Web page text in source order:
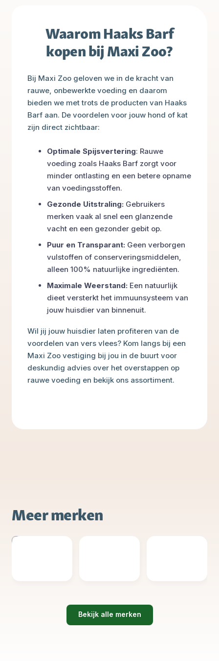
Waarom Haaks Barf
kopen bij Maxi Zoo?
Bij Maxi Zoo geloven we in de kracht van
rauwe, onbewerkte voeding en daarom
bieden we met trots de producten van Haaks
Barf aan. De voordelen voor jouw hond of kat
zijn direct zichtbaar:
Optimale Spijsvertering: Rauwe
voeding zoals Haaks Barf zorgt voor
minder ontlasting en een betere opname
van voedingsstoffen.
Gezonde Uitstraling: Gebruikers
merken vaak al snel een glanzende
vacht en een gezonder gebit op.
Puur en Transparant: Geen verborgen
vulstoffen of conserveringsmiddelen,
alleen 100% natuurlijke ingrediënten.
Maximale Weerstand: Een natuurlijk
dieet versterkt het immuunsysteem van
jouw huisdier van binnenuit.
Wil jij jouw huisdier laten profiteren van de
voordelen van vers vlees? Kom langs bij een
Maxi Zoo vestiging bij jou in de buurt voor
deskundig advies over het overstappen op
rauwe voeding en bekijk ons assortiment.
Meer merken
Bekijk alle merken